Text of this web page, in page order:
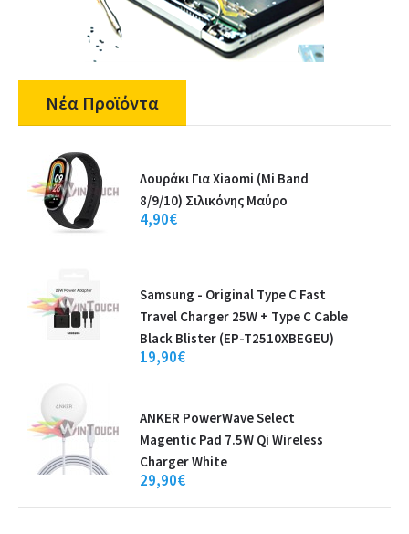
Νέα Προϊόντα
Λουράκι Για Xiaomi (Mi Band
8/9/10) Σιλικόνης Μαύρο
4,90€
Samsung - Original Type C Fast
Travel Charger 25W + Type C Cable
Black Blister (EP-T2510XBEGEU)
19,90€
ANKER PowerWave Select
Magentic Pad 7.5W Qi Wireless
Charger White
29,90€